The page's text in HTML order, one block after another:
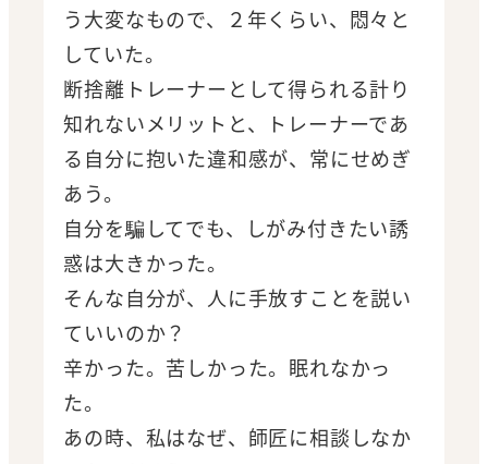
う大変なもので、２年くらい、悶々と
していた。
断捨離トレーナーとして得られる計り
知れないメリットと、トレーナーであ
る自分に抱いた違和感が、常にせめぎ
あう。
自分を騙してでも、しがみ付きたい誘
惑は大きかった。
そんな自分が、人に手放すことを説い
ていいのか？
辛かった。苦しかった。眠れなかっ
た。
あの時、私はなぜ、師匠に相談しなか